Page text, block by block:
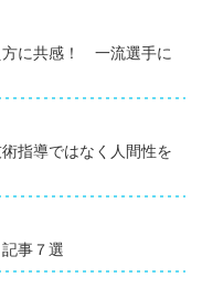
方に共感！ 一流選手に
指導ではなく人間性を
事７選